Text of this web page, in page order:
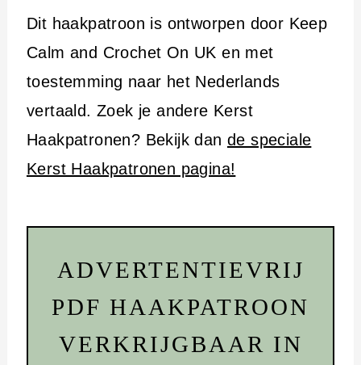
Dit haakpatroon is ontworpen door Keep
Calm and Crochet On UK en met
toestemming naar het Nederlands
vertaald. Zoek je andere Kerst
Haakpatronen? Bekijk dan de speciale
Kerst Haakpatronen pagina!
ADVERTENTIEVRIJ
PDF HAAKPATROON
VERKRIJGBAAR IN